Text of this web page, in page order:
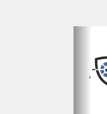
‹